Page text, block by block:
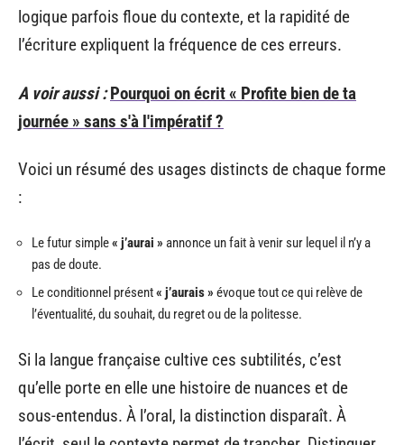
logique parfois floue du contexte, et la rapidité de
l’écriture expliquent la fréquence de ces erreurs.
A voir aussi : Pourquoi on écrit « Profite bien de ta
journée » sans s'à l'impératif ?
Voici un résumé des usages distincts de chaque forme
:
Le futur simple« j’aurai » annonce un fait à venir sur lequel il n’y a
pas de doute.
Le conditionnel présent« j’aurais » évoque tout ce qui relève de
l’éventualité, du souhait, du regret ou de la politesse.
Si la langue française cultive ces subtilités, c’est
qu’elle porte en elle une histoire de nuances et de
sous-entendus. À l’oral, la distinction disparaît. À